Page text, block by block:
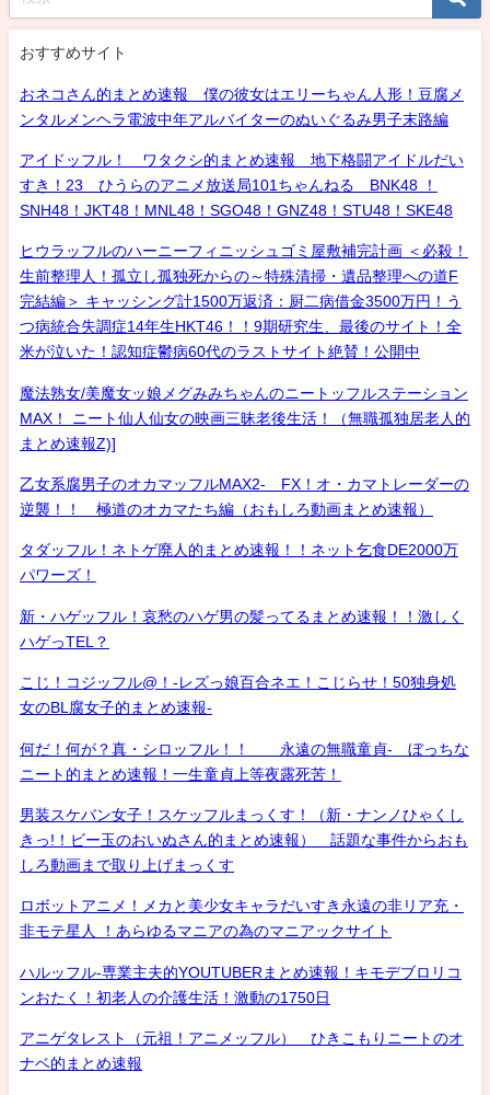
おすすめサイト
おネコさん的まとめ速報 僕の彼女はエリーちゃん人形！豆腐メ
ンタルメンヘラ電波中年アルバイターのぬいぐるみ男子末路編
アイドッフル！ ワタクシ的まとめ速報 地下格闘アイドルだい
すき！23 ひうらのアニメ放送局101ちゃんねる BNK48 ！
SNH48！JKT48！MNL48！SGO48！GNZ48！STU48！SKE48
ヒウラッフルのハーニーフィニッシュゴミ屋敷補完計画 ＜必殺！
生前整理人！孤立し孤独死からの～特殊清掃・遺品整理への道F
完結編＞ キャッシング計1500万返済：厨二病借金3500万円！う
つ病統合失調症14年生HKT46！！9期研究生、最後のサイト！全
米が泣いた！認知症鬱病60代のラストサイト絶賛！公開中
魔法熟女/美魔女ッ娘メグみみちゃんのニートッフルステーション
MAX！ ニート仙人仙女の映画三昧老後生活！（無職孤独居老人的
まとめ速報Z)]
乙女系腐男子のオカマッフルMAX2- FX！オ・カマトレーダーの
逆襲！！ 極道のオカマたち編（おもしろ動画まとめ速報）
タダッフル！ネトゲ廃人的まとめ速報！！ネット乞食DE2000万
パワーズ！
新・ハゲッフル！哀愁のハゲ男の髪ってるまとめ速報！！激しく
ハゲっTEL？
こじ！コジッフル@！-レズっ娘百合ネエ！こじらせ！50独身処
女のBL腐女子的まとめ速報-
何だ！何が？真・シロッフル！！ 永遠の無職童貞- ぼっちな
ニート的まとめ速報！一生童貞上等夜露死苦！
男装スケバン女子！スケッフルまっくす！（新・ナンノひゃくし
きっ!！ビー玉のおいぬさん的まとめ速報） 話題な事件からおも
しろ動画まで取り上げまっくす
ロボットアニメ！メカと美少女キャラだいすき永遠の非リア充・
非モテ星人 ！あらゆるマニアの為のマニアックサイト
ハルッフル-専業主夫的YOUTUBERまとめ速報！キモデブロリコ
ンおたく！初老人の介護生活！激動の1750日
アニゲタレスト（元祖！アニメッフル） ひきこもりニートのオ
ナベ的まとめ速報